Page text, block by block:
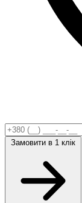
Замовити в 1 клік